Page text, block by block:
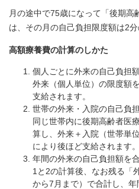
月の途中で75歳になって「後期高
は、その月の自己負担限度額は2
高額療養費の計算のしかた
個人ごとに外来の自己負担
外来（個人単位）の限度額
支給されます。
世帯の外来・入院の自己負
同じ世帯内に後期高齢者医
算し、外来＋入院（世帯単
により後ほど支給されます。
年間の外来の自己負担額を
1と2の計算後、なお残る「
から7月まで）で合計し、